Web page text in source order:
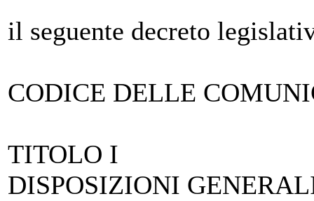
il seguente decreto
CODICE DELLE
TITOLO I
DISPOSIZIONI